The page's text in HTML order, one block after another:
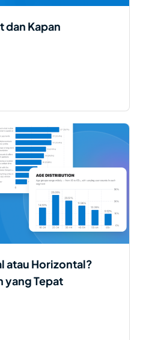
dan Kapan
atau Horizontal?
yang Tepat